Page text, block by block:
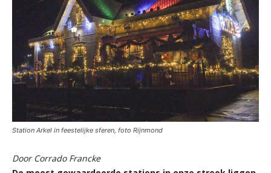
Station Arkel in feestelijke sferen, foto Rijnmond
Door Corrado Francke